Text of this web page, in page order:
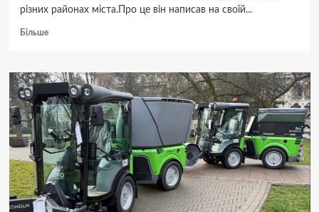
різних районах міста.Про це він написав на своїй...
БільшеДокладніше
Чернівців
Клічук
похвалився
завершенням
кількох
важливих
ремонтів
у
різних
районах
міста